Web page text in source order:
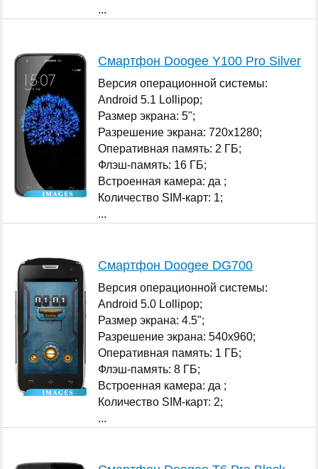
...
Смартфон Doogee Y100 Pro Silver
Версия операционной системы:
Android 5.1 Lollipop;
Размер экрана: 5";
Разрешение экрана: 720x1280;
Оперативная память: 2 ГБ;
Флэш-память: 16 ГБ;
Встроенная камера: да ;
Количество SIM-карт: 1;
...
Смартфон Doogee DG700
Версия операционной системы:
Android 5.0 Lollipop;
Размер экрана: 4.5";
Разрешение экрана: 540x960;
Оперативная память: 1 ГБ;
Флэш-память: 8 ГБ;
Встроенная камера: да ;
Количество SIM-карт: 2;
...